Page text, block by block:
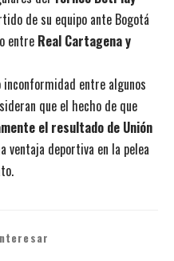
de su equipo ante Bogotá
entre Real Cartagena y
inconformidad entre algunos
que el hecho de que
el resultado de Unión
ventaja deportiva en la pelea